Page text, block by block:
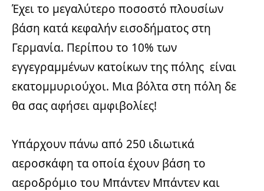
Έχει το μεγαλύτερο ποσοστό πλουσίων
βάση κατά κεφαλήν εισοδήματος στη
Γερμανία. Περίπου το 10% των
εγγεγραμμένων κατοίκων της πόλης είναι
εκατομμυριούχοι. Μια βόλτα στη πόλη δε
θα σας αφήσει αμφιβολίες!
Υπάρχουν πάνω από 250 ιδιωτικά
αεροσκάφη τα οποία έχουν βάση το
αεροδρόμιο του Μπάντεν Μπάντεν και